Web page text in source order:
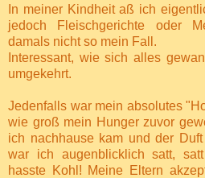
In meiner Kindheit aß ich
jedoch Fleischgerichte oder
damals nicht so mein Fall.
Interessant, wie sich alles
umgekehrt.
Jedenfalls war mein absolutes
wie groß mein Hunger zuvor
ich nachhause kam und der
war ich augenblicklich satt,
hasste Kohl! Meine Eltern